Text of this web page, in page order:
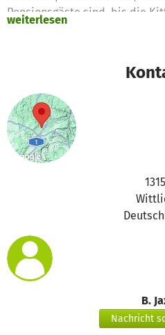
Pensionsgäste sind, bis die
von uns übernommen
oft längere Zeit, bis diese
Zuhause finden. Ihr
Streu.
Herzlichen Dank an alle
Eisatz nicht finanzieren können.
weiterlesen
1315
B.
Nachricht